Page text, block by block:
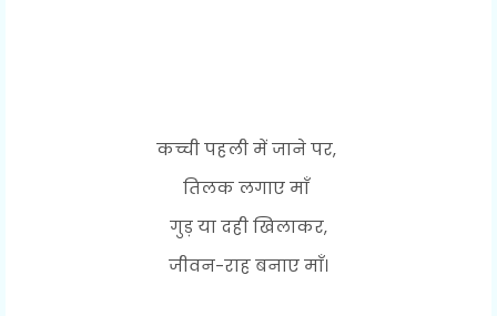
कच्ची पहली में जाने पर,
तिलक लगाए माँ
गुड़ या दही खिलाकर,
जीवन-राह बनाए माँ।